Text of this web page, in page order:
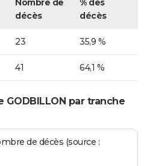
Nombre de
décès
% des
décès
23 35,9 %
41 64,1 %
par tranche
de décès (source :